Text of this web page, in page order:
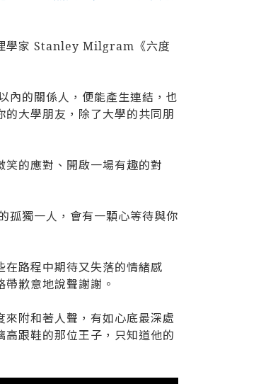
學家 Stanley Milgram《六度
的關係人，便能產生連結，也
大學朋友，除了大學的共同朋
的應對、開啟一場有趣的對
獨一人，會有一顆心等待與你
路程中期待又失落的情緒感
歉意地說聲謝謝。
附和著人聲，有如心底最深處
跟鞋的那位王子，只知道他的